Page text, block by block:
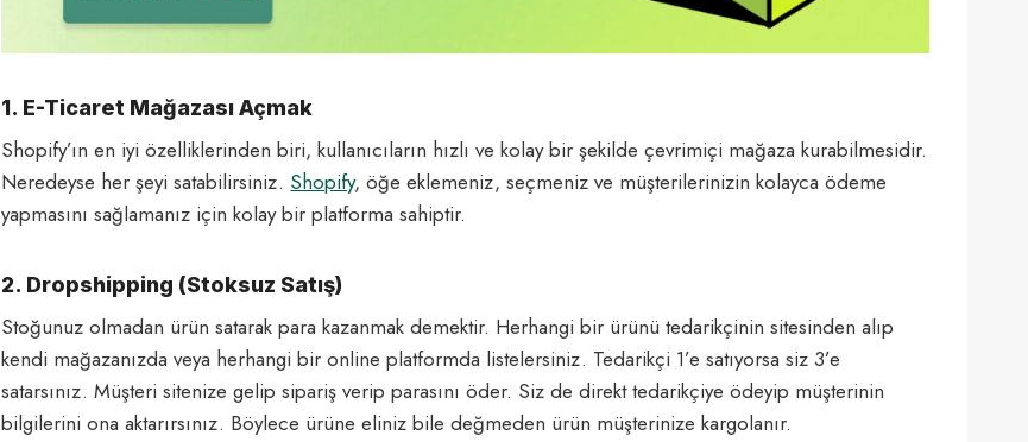
1. E-Ticaret Mağazası Açmak
Shopify’ın en iyi özelliklerinden biri, kullanıcıların hızlı ve kolay bir şekilde çevrimiçi mağaza kurabilmesidir.
Neredeyse her şeyi satabilirsiniz. Shopify, öğe eklemeniz, seçmeniz ve müşterilerinizin kolayca ödeme
yapmasını sağlamanız için kolay bir platforma sahiptir.
2. Dropshipping (Stoksuz Satış)
Stoğunuz olmadan ürün satarak para kazanmak demektir. Herhangi bir ürünü tedarikçinin sitesinden alıp
kendi mağazanızda veya herhangi bir online platformda listelersiniz. Tedarikçi 1’e satıyorsa siz 3’e
satarsınız. Müşteri sitenize gelip sipariş verip parasını öder. Siz de direkt tedarikçiye ödeyip müşterinin
bilgilerini ona aktarırsınız. Böylece ürüne eliniz bile değmeden ürün müşterinize kargolanır.